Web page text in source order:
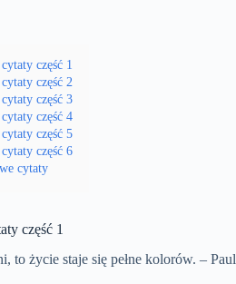
część 1
część 2
część 3
część 4
część 5
część 6
cytaty
część 1
to życie staje się pełne kolorów. –